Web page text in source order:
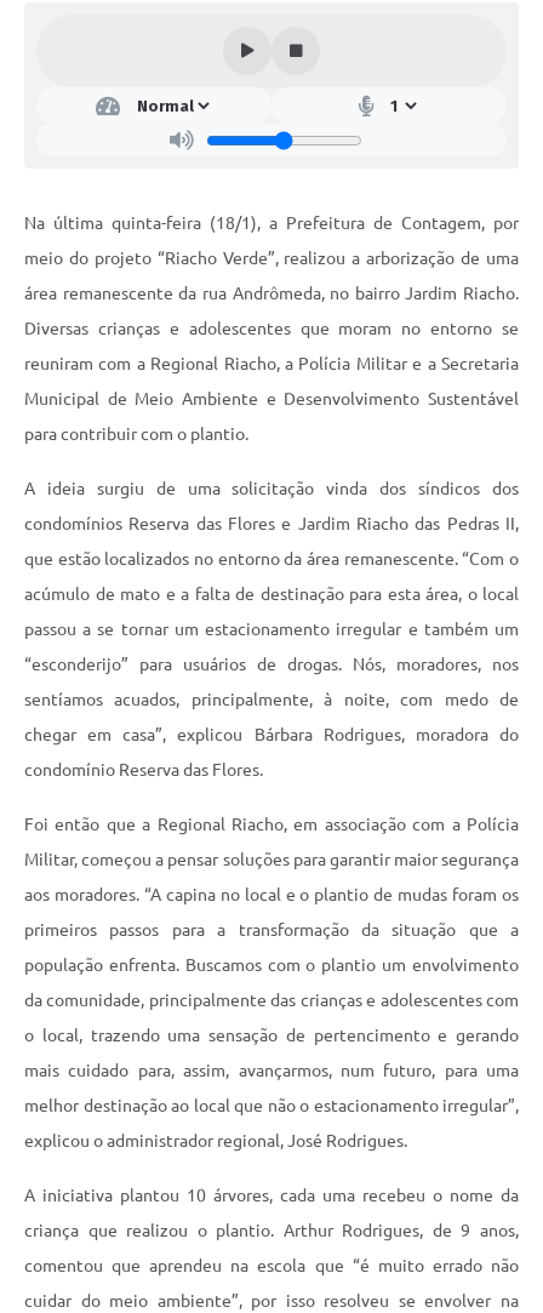
Na última quinta-feira (18/1), a Prefeitura de Contagem, por
meio do projeto “Riacho Verde”, realizou a arborização de uma
área remanescente da rua Andrômeda, no bairro Jardim Riacho.
Diversas crianças e adolescentes que moram no entorno se
reuniram com a Regional Riacho, a Polícia Militar e a Secretaria
Municipal de Meio Ambiente e Desenvolvimento Sustentável
para contribuir com o plantio.
A ideia surgiu de uma solicitação vinda dos síndicos dos
condomínios Reserva das Flores e Jardim Riacho das Pedras II,
que estão localizados no entorno da área remanescente. “Com o
acúmulo de mato e a falta de destinação para esta área, o local
passou a se tornar um estacionamento irregular e também um
“esconderijo” para usuários de drogas. Nós, moradores, nos
sentíamos acuados, principalmente, à noite, com medo de
chegar em casa”, explicou Bárbara Rodrigues, moradora do
condomínio Reserva das Flores.
Foi então que a Regional Riacho, em associação com a Polícia
Militar, começou a pensar soluções para garantir maior segurança
aos moradores. “A capina no local e o plantio de mudas foram os
primeiros passos para a transformação da situação que a
população enfrenta. Buscamos com o plantio um envolvimento
da comunidade, principalmente das crianças e adolescentes com
o local, trazendo uma sensação de pertencimento e gerando
mais cuidado para, assim, avançarmos, num futuro, para uma
melhor destinação ao local que não o estacionamento irregular”,
explicou o administrador regional, José Rodrigues.
A iniciativa plantou 10 árvores, cada uma recebeu o nome da
criança que realizou o plantio. Arthur Rodrigues, de 9 anos,
comentou que aprendeu na escola que “é muito errado não
cuidar do meio ambiente”, por isso resolveu se envolver na